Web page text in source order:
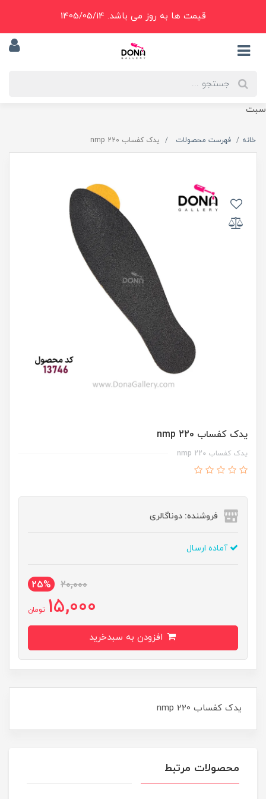
سبت
قیمت ها به روز می باشد. 1405/05/14
خانه فهرست محصولات يدک کفساب nmp 220
يدک کفساب nmp 220
يدک کفساب nmp 220
فروشنده: دوناگالری
آماده ارسال
20,000
25%
15,000 تومان
يدک کفساب nmp 220
محصولات مرتبط